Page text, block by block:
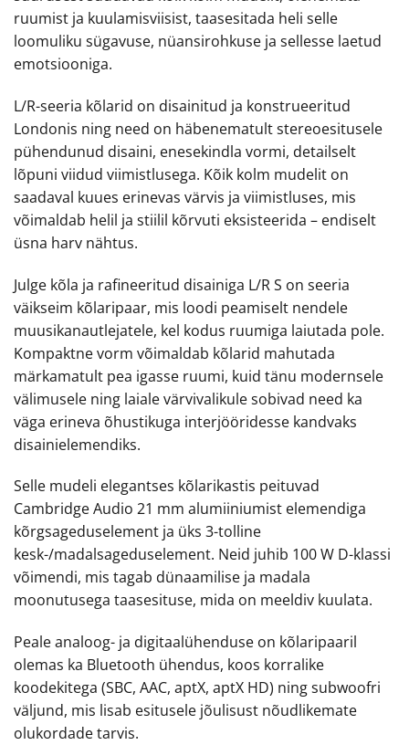
ruumist ja kuulamisviisist, taasesitada heli selle
loomuliku sügavuse, nüansirohkuse ja sellesse laetud
emotsiooniga.
L/R-seeria kõlarid on disainitud ja konstrueeritud
Londonis ning need on häbenematult stereoesitusele
pühendunud disaini, enesekindla vormi, detailselt
lõpuni viidud viimistlusega. Kõik kolm mudelit on
saadaval kuues erinevas värvis ja viimistluses, mis
võimaldab helil ja stiilil kõrvuti eksisteerida – endiselt
üsna harv nähtus.
Julge kõla ja rafineeritud disainiga L/R S on seeria
väikseim kõlaripaar, mis loodi peamiselt nendele
muusikanautlejatele, kel kodus ruumiga laiutada pole.
Kompaktne vorm võimaldab kõlarid mahutada
märkamatult pea igasse ruumi, kuid tänu modernsele
välimusele ning laiale värvivalikule sobivad need ka
väga erineva õhustikuga interjööridesse kandvaks
disainielemendiks.
Selle mudeli elegantses kõlarikastis peituvad
Cambridge Audio 21 mm alumiiniumist elemendiga
kõrgsageduselement ja üks 3-tolline
kesk-/madalsageduselement. Neid juhib 100 W D-klassi
võimendi, mis tagab dünaamilise ja madala
moonutusega taasesituse, mida on meeldiv kuulata.
Peale analoog- ja digitaalühenduse on kõlaripaaril
olemas ka Bluetooth ühendus, koos korralike
koodekitega (SBC, AAC, aptX, aptX HD) ning subwoofri
väljund, mis lisab esitusele jõulisust nõudlikemate
olukordade tarvis.